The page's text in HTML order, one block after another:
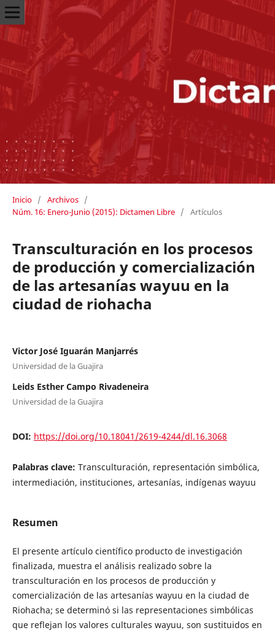
Inicio / Archivos /
Núm. 16: Enero-Junio (2015): Dictamen Libre / Artículos
Transculturación en los procesos
de producción y comercialización
de las artesanías wayuu en la
ciudad de riohacha
Victor José Iguarán Manjarrés
Universidad de la Guajira
Leids Esther Campo Rivadeneira
Universidad de la Guajira
DOI: https://doi.org/10.18041/2619-4244/dl.16.3068
Palabras clave: Transculturación, representación simbólica,
intermediación, instituciones, artesanías, indígenas wayuu
Resumen
El presente artículo científico producto de investigación
finalizada, muestra el análisis realizado sobre la
transculturación en los procesos de producción y
comercialización de las artesanías wayuu en la ciudad de
Riohacha; se determinó si las representaciones simbólicas
que reflejan los valores culturales wayuu, son sustituidos en